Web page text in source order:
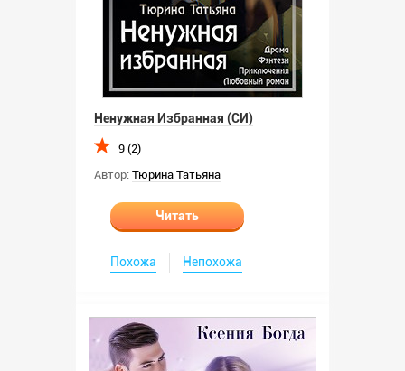
Ненужная Избранная (СИ)
9 (2)
Автор: Тюрина Татьяна
Читать
Похожа Непохожа